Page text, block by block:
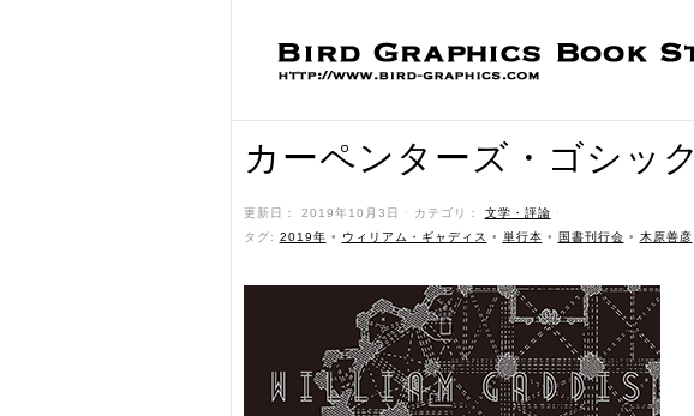
カーペンターズ・ゴシック
更新日： 2019年10月3日 ˑ カテゴリ： 文学・評論 ˑ
タグ: 2019年 • ウィリアム・ギャディス • 単行本 • 国書刊行会 • 木原善彦